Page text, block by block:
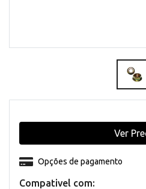
Compativel com:
Opções de pagamento
Ver